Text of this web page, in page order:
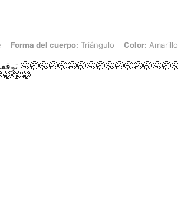
del cuerpo: Triángulo, Color: Amarillo, Talla: 1XL
Forma del cuerpo: Triángulo Color: Amarillo
توقعت